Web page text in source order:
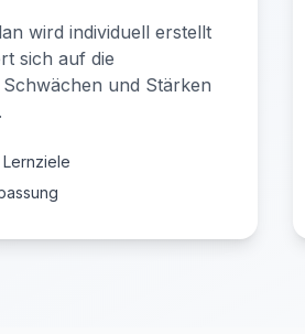
wird individuell erstellt
sich auf die
und Stärken